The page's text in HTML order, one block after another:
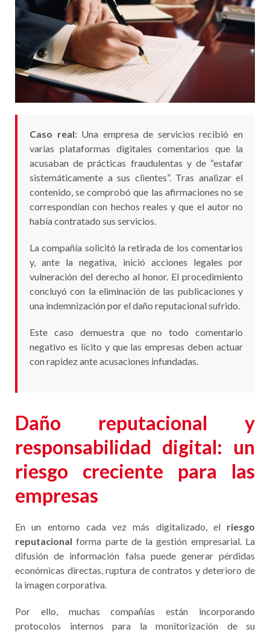
Caso real: Una empresa de servicios recibió en
varias plataformas digitales comentarios que la
acusaban de prácticas fraudulentas y de “estafar
sistemáticamente a sus clientes”. Tras analizar el
contenido, se comprobó que las afirmaciones no se
correspondían con hechos reales y que el autor no
había contratado sus servicios.
La compañía solicitó la retirada de los comentarios
y, ante la negativa, inició acciones legales por
vulneración del derecho al honor. El procedimiento
concluyó con la eliminación de las publicaciones y
una indemnización por el daño reputacional sufrido.
Este caso demuestra que no todo comentario
negativo es lícito y que las empresas deben actuar
con rapidez ante acusaciones infundadas.
Daño reputacional y
responsabilidad digital: un
riesgo creciente para las
empresas
En un entorno cada vez más digitalizado, el riesgo
reputacional forma parte de la gestión empresarial. La
difusión de información falsa puede generar pérdidas
económicas directas, ruptura de contratos y deterioro de
la imagen corporativa.
Por ello, muchas compañías están incorporando
protocolos internos para la monitorización de su